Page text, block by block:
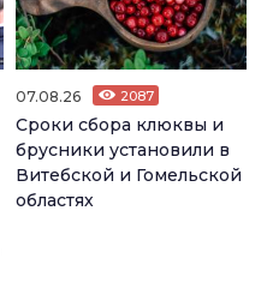
07.08.26 2087
Сроки сбора клюквы и
брусники установили в
Витебской и Гомельской
областях